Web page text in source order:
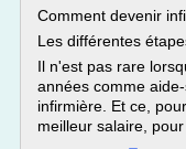
Comment devenir
Les différentes
Il n'est pas rare
années comme
infirmière. Et ce,
meilleur salaire,